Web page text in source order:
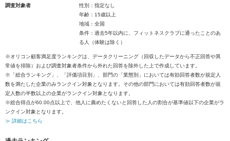
調査対象者
性別：指定なし
年齢：15歳以上
地域：全国
条件：過去5年以内に、フィットネスクラブに通ったことのあ
る人（体験は除く）
※オリコン顧客満足度ランキングは、データクリーニング（回収したデータから不正回答や異
常値を排除）および調査対象者条件から外れた回答を除外した上で作成しています。
※「総合ランキング」、「評価項目別」、部門の「業態別」においては有効回答者数が規定人
数を満たした企業のみランクイン対象となります。その他の部門においては有効回答者数が規
定人数の半数以上の企業がランクイン対象となります。
※総合得点が60.00点以上で、他人に薦めたくないと回答した人の割合が基準値以下の企業がラ
ンクイン対象となります。
≫ 詳細はこちら